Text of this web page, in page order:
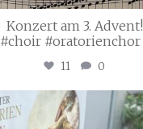
Konzert am 3. Advent!
#choir #oratorienchor
11 0
stuttgarter_oratorienchor
Juli 23